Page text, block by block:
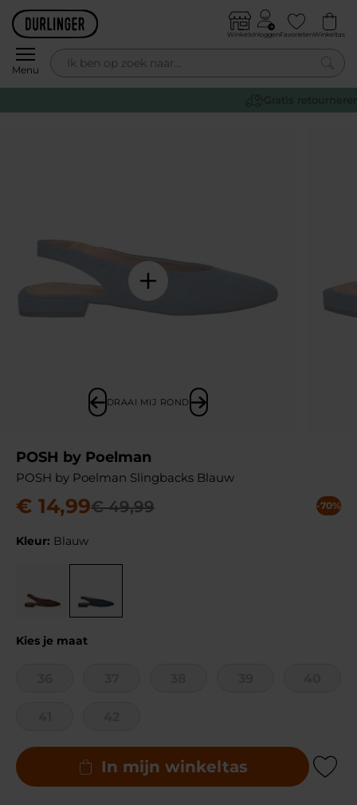
Skip to content
Menu
WinkelsInloggenFavorietenWinkeltas
0
DRAAI MIJ ROND
POSH by Poelman
POSH by Poelman Slingbacks Blauw
€ 14,99€ 49,99 -70%
Kleur: Blauw
Kies je maat
In mijn winkeltas Add to